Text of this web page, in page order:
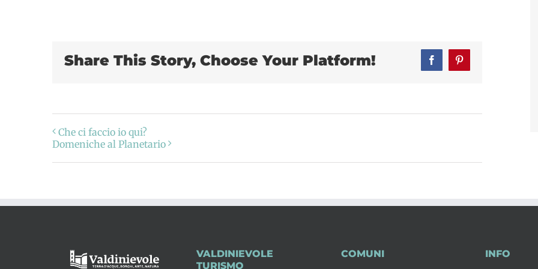
Share This Story, Choose Your Platform! FacebookPinterest
Che ci faccio io qui?
Domeniche al Planetario
VALDINIEVOLE
TURISMO
COMUNI INFO